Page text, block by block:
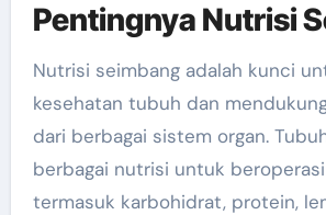
Pentingnya Nutrisi
Nutrisi seimbang adalah kunci
kesehatan tubuh dan
dari berbagai sistem organ.
berbagai nutrisi untuk
termasuk karbohidrat, protein,